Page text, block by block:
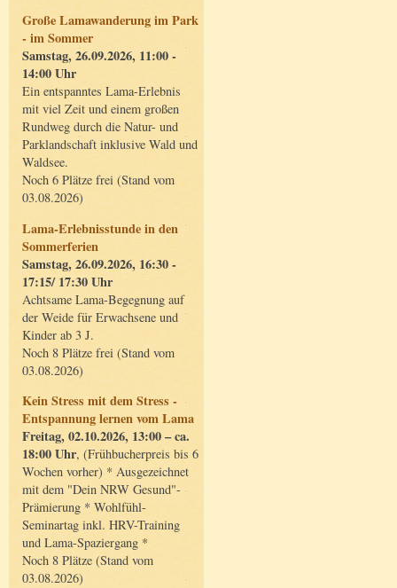
Große Lamawanderung im Park
- im Sommer
Samstag, 26.09.2026, 11:00 -
14:00 Uhr
Ein entspanntes Lama-Erlebnis
mit viel Zeit und einem großen
Rundweg durch die Natur- und
Parklandschaft inklusive Wald und
Waldsee.
Noch 6 Plätze frei (Stand vom
03.08.2026)
Lama-Erlebnisstunde in den
Sommerferien
Samstag, 26.09.2026, 16:30 -
17:15/ 17:30 Uhr
Achtsame Lama-Begegnung auf
der Weide für Erwachsene und
Kinder ab 3 J.
Noch 8 Plätze frei (Stand vom
03.08.2026)
Kein Stress mit dem Stress -
Entspannung lernen vom Lama
Freitag, 02.10.2026, 13:00 – ca.
18:00 Uhr, (Frühbucherpreis bis 6
Wochen vorher) * Ausgezeichnet
mit dem "Dein NRW Gesund"-
Prämierung * Wohlfühl-
Seminartag inkl. HRV-Training
und Lama-Spaziergang *
Noch 8 Plätze (Stand vom
03.08.2026)